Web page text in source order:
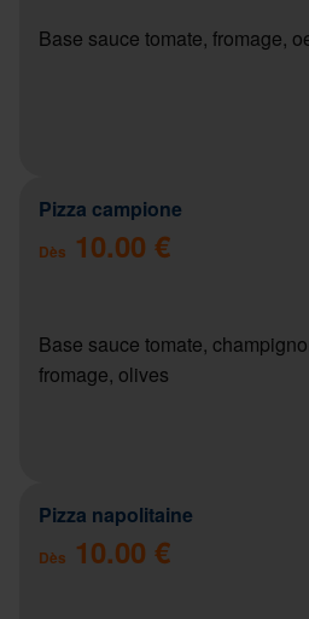
Base sauce tomate, fromage,
Pizza campione
Dès 10.00 €
Base sauce tomate,
fromage, olives
Pizza napolitaine
Dès 10.00 €